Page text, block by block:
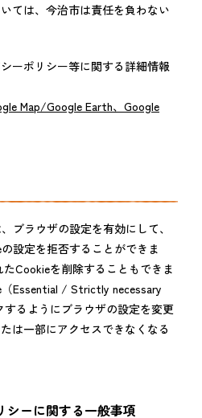
ては、今治市は責任を負わない
ーポリシー等に関する詳細情報
Map/Google Earth、Google
ブラウザの設定を有効にして、
設定を拒否することができま
Cookieを削除することもできま
Essential / Strictly necessary
るようにブラウザの設定を変更
は一部にアクセスできなくなる
シーに関する一般事項